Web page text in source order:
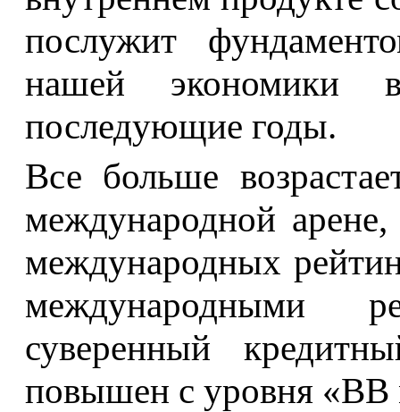
послужит
нашей экономики
последующие годы.
Все больше
международной
международных
международными
суверенный
повышен с уровня